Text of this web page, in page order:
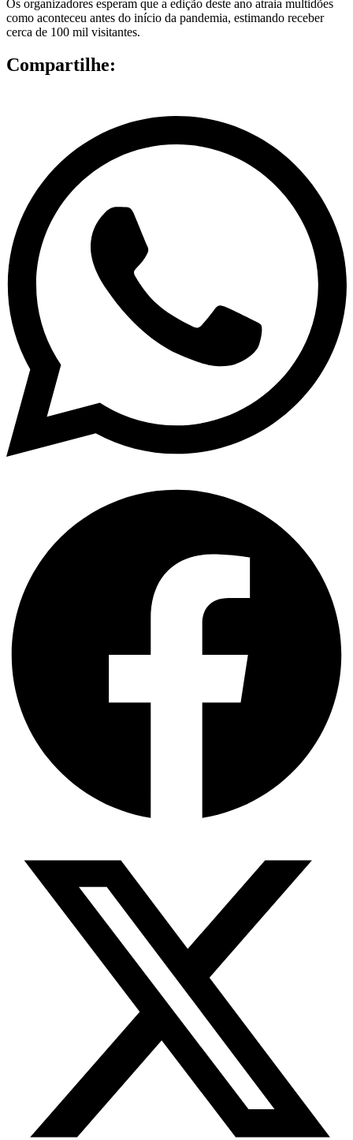
Os organizadores esperam que a edição deste ano atraia multidões
como aconteceu antes do início da pandemia, estimando receber
cerca de 100 mil visitantes.
Compartilhe: